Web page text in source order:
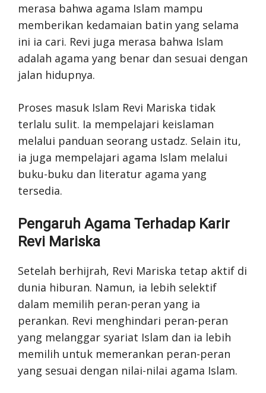
merasa bahwa agama Islam mampu
memberikan kedamaian batin yang selama
ini ia cari. Revi juga merasa bahwa Islam
adalah agama yang benar dan sesuai dengan
jalan hidupnya.
Proses masuk Islam Revi Mariska tidak
terlalu sulit. Ia mempelajari keislaman
melalui panduan seorang ustadz. Selain itu,
ia juga mempelajari agama Islam melalui
buku-buku dan literatur agama yang
tersedia.
Pengaruh Agama Terhadap Karir
Revi Mariska
Setelah berhijrah, Revi Mariska tetap aktif di
dunia hiburan. Namun, ia lebih selektif
dalam memilih peran-peran yang ia
perankan. Revi menghindari peran-peran
yang melanggar syariat Islam dan ia lebih
memilih untuk memerankan peran-peran
yang sesuai dengan nilai-nilai agama Islam.